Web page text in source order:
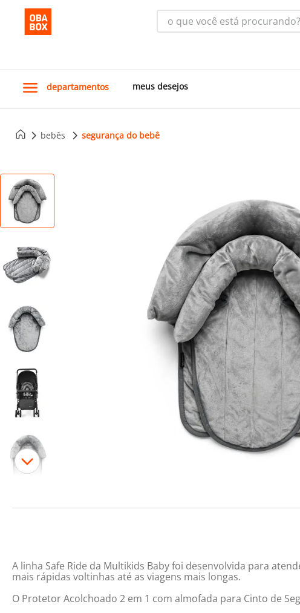
o que você está procurando?
departamentos meus desejos
bebês segurança do bebê
A linha Safe Ride da Multikids Baby foi desenvolvida para
mais rápidas voltinhas até as viagens mais longas.
O Protetor Acolchoado 2 em 1 com almofada para Cinto de